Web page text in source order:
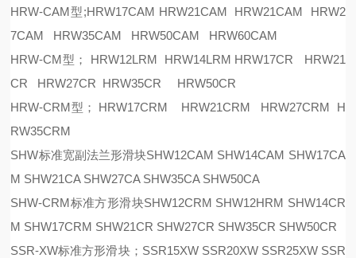
HRW-CAM型;HRW17CAM HRW21CAM HRW21CAM HRW2
7CAM HRW35CAM HRW50CAM HRW60CAM
HRW-CM型； HRW12LRM HRW14LRM HRW17CR HRW21
CR HRW27CR HRW35CR HRW50CR
HRW-CRM型； HRW17CRM HRW21CRM HRW27CRM H
RW35CRM
SHW标准宽副法兰形滑块SHW12CAM SHW14CAM SHW17CA
M SHW21CA SHW27CA SHW35CA SHW50CA
SHW-CRM标准方形滑块SHW12CRM SHW12HRM SHW14CR
M SHW17CRM SHW21CR SHW27CR SHW35CR SHW50CR
SSR-XW标准方形滑块；SSR15XW SSR20XW SSR25XW SSR